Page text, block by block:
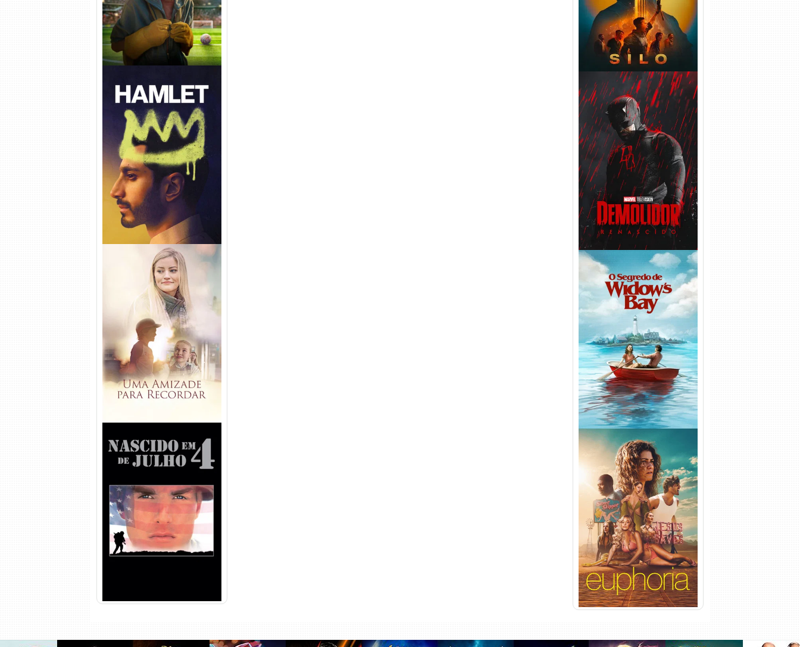
Hamlet Torrent (2026) WEB-
DL 1080p Dual Áudio
Uma Amizade para Recordar
Torrent (2025) WEB-DL 1080p
Dual Áudio
Nascido em 4 de Julho
Torrent (1989) WEB-DL 1080p
Dual Áudio
Demolidor: Renascido 2ª
Temporada (2026) WEB-DL
1080p Dual Áudio
O Segredo de Widow’s Bay
1ª Temporada Torrent (2026)
WEB-DL 1080p Dual Áudio
Euphoria 3ª Temporada
Torrent (2026) WEB-DL 1080p
Dual Áudio